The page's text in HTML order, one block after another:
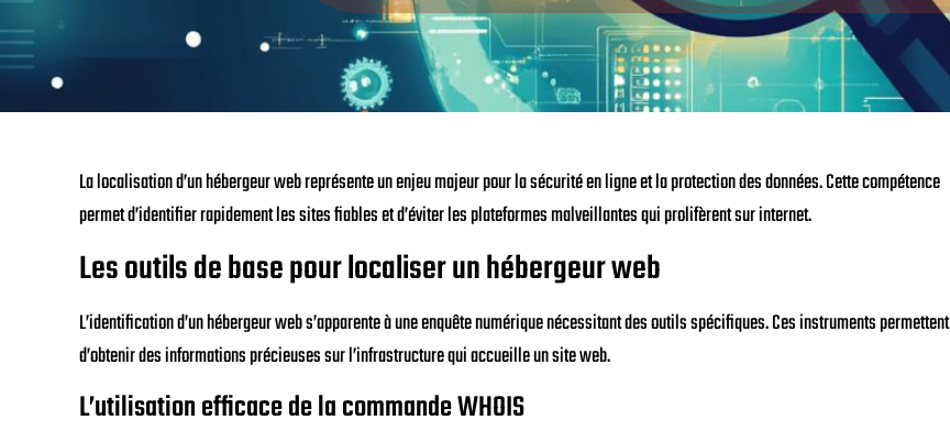
La localisation d’un hébergeur web représente un enjeu majeur pour la sécurité en ligne et la protection des données. Cette compétence
permet d’identifier rapidement les sites fiables et d’éviter les plateformes malveillantes qui prolifèrent sur internet.
Les outils de base pour localiser un hébergeur web
L’identification d’un hébergeur web s’apparente à une enquête numérique nécessitant des outils spécifiques. Ces instruments permettent
d’obtenir des informations précieuses sur l’infrastructure qui accueille un site web.
L’utilisation efficace de la commande WHOIS